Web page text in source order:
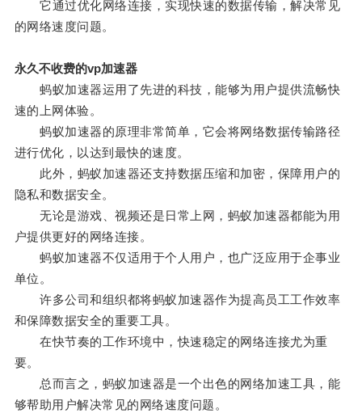
它通过优化网络连接，实现快速的数据传输，解决常见
的网络速度问题。
永久不收费的vp加速器
蚂蚁加速器运用了先进的科技，能够为用户提供流畅快
速的上网体验。
蚂蚁加速器的原理非常简单，它会将网络数据传输路径
进行优化，以达到最快的速度。
此外，蚂蚁加速器还支持数据压缩和加密，保障用户的
隐私和数据安全。
无论是游戏、视频还是日常上网，蚂蚁加速器都能为用
户提供更好的网络连接。
蚂蚁加速器不仅适用于个人用户，也广泛应用于企事业
单位。
许多公司和组织都将蚂蚁加速器作为提高员工工作效率
和保障数据安全的重要工具。
在快节奏的工作环境中，快速稳定的网络连接尤为重
要。
总而言之，蚂蚁加速器是一个出色的网络加速工具，能
够帮助用户解决常见的网络速度问题。